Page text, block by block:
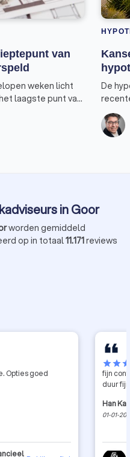
van
weken licht
laagste punt van
voor 30, 20 en 10
De rente
onder
De
in Goor
worden gemiddeld
op in totaal11.171reviews
Opties goed
starstar
fijn
duur
Han
01-01-